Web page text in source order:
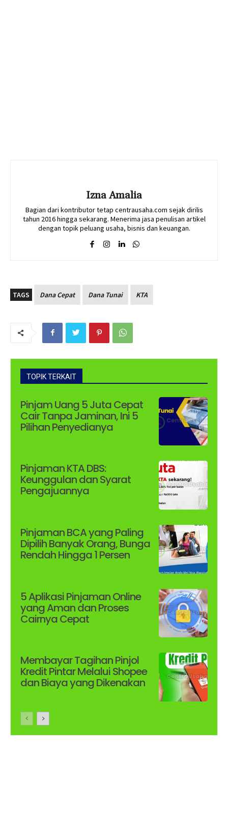
Izna Amalia
Bagian dari kontributor tetap centrausaha.com sejak dirilis
tahun 2016 hingga sekarang. Menerima jasa penulisan artikel
dengan topik peluang usaha, bisnis dan keuangan.
TAGS Dana Cepat Dana Tunai KTA
TOPIK TERKAIT
Pinjam Uang 5 Juta Cepat
Cair Tanpa Jaminan, Ini 5
Pilihan Penyedianya
Pinjaman KTA DBS:
Keunggulan dan Syarat
Pengajuannya
Pinjaman BCA yang Paling
Dipilih Banyak Orang, Bunga
Rendah Hingga 1 Persen
5 Aplikasi Pinjaman Online
yang Aman dan Proses
Cairnya Cepat
Membayar Tagihan Pinjol
Kredit Pintar Melalui Shopee
dan Biaya yang Dikenakan